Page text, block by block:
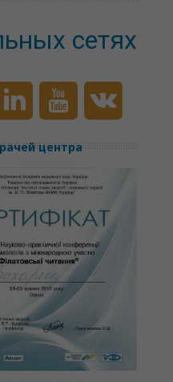
сетях
центра